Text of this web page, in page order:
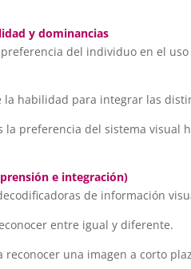
y dominancias
del individuo en el
la habilidad para integrar las
la preferencia del sistema visual
e integración)
de información
entre igual y diferente.
reconocer una imagen a corto